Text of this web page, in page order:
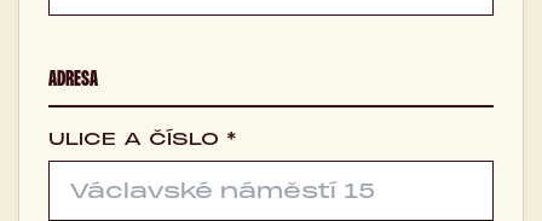
ADRESA
ULICE A ČÍSLO *